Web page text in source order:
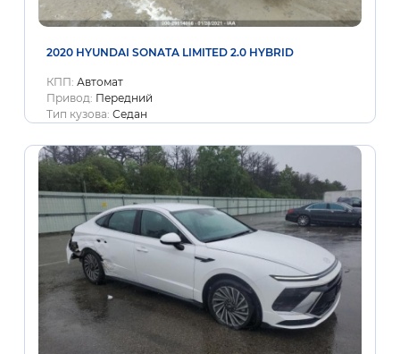
2020 HYUNDAI SONATA LIMITED 2.0 HYBRID
КПП: Автомат
Привод: Передний
Тип кузова: Седан